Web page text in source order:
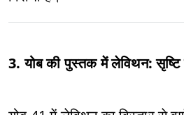
3. योब की पुस्तक में लेविथन: सृष्टि